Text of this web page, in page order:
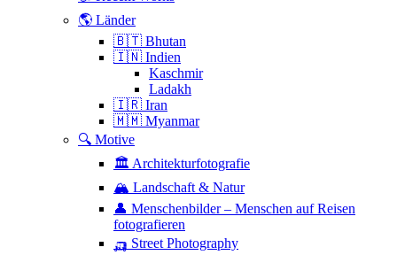
🌎 Länder
🇧🇹 Bhutan
🇮🇳 Indien
Kaschmir
Ladakh
🇮🇷 Iran
🇲🇲 Myanmar
🔍 Motive
🏛 Architekturfotografie
🏔 Landschaft & Natur
👤 Menschenbilder – Menschen auf Reisen
fotografieren
🛺 Street Photography